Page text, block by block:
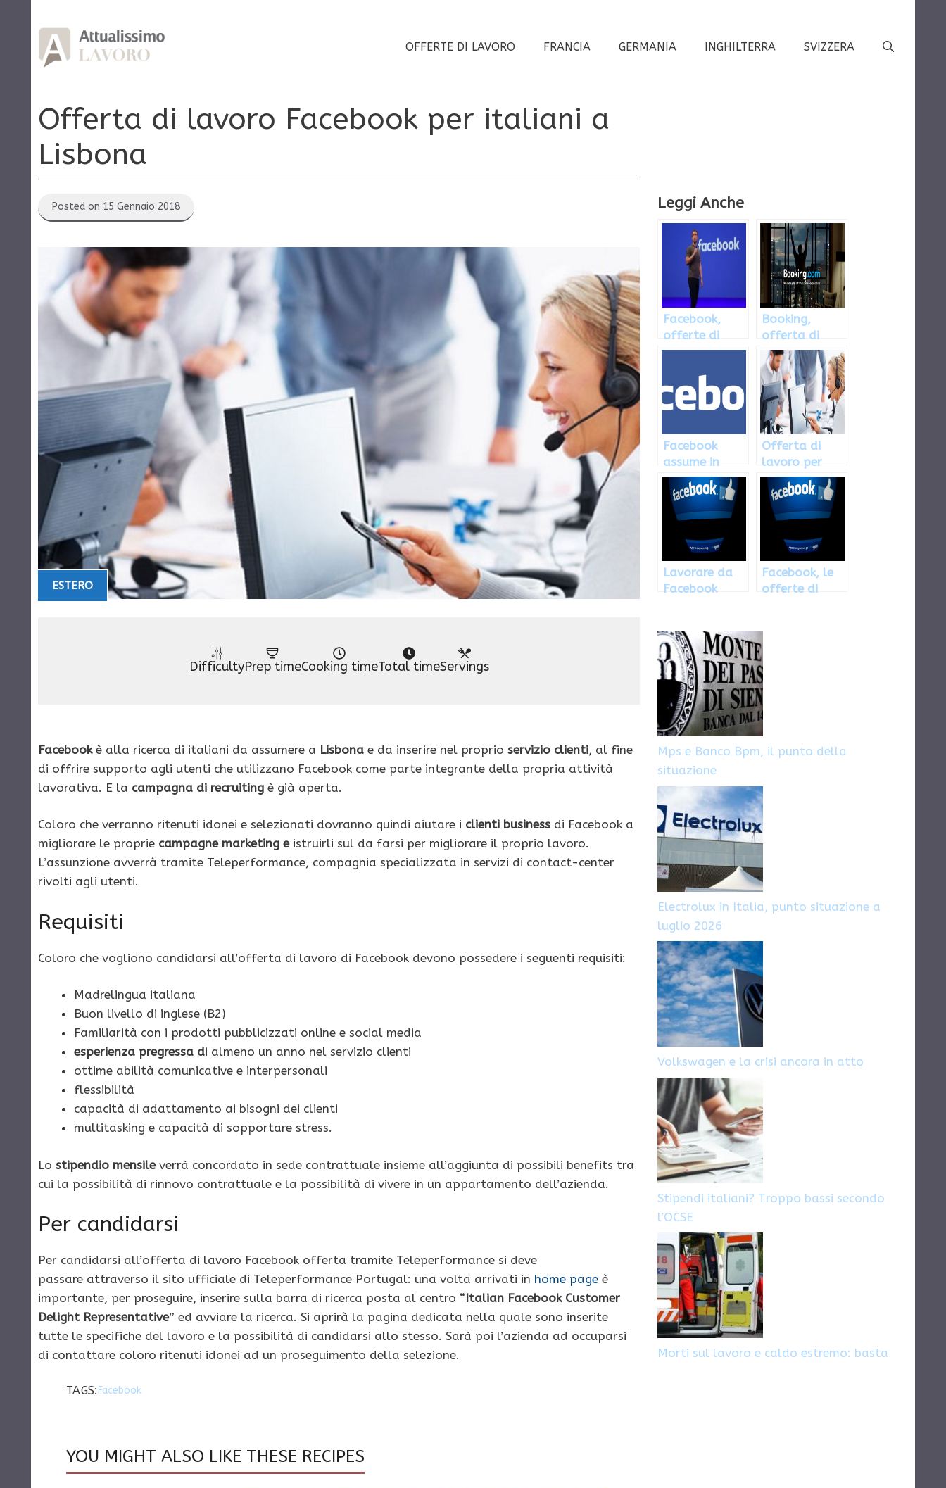
contenuto
OFFERTE DI LAVORO FRANCIA GERMANIA INGHILTERRA SVIZZERA
Offerta di lavoro Facebook per italiani a
Lisbona
Posted on 15 Gennaio 2018
ESTERO
DifficultyPrep timeCooking timeTotal timeServings
Facebookè alla ricerca di italiani da assumere a Lisbona e da inserire nel proprio servizio clienti, al fine
di offrire supporto agli utenti che utilizzano Facebook come parte integrante della propria attività
lavorativa. E la campagna di recruiting è già aperta.
Coloro che verranno ritenuti idonei e selezionati dovranno quindi aiutare i clienti business di Facebook a
migliorare le proprie campagne marketing eistruirli sul da farsi per migliorare il proprio lavoro.
L’assunzione avverrà tramite Teleperformance, compagnia specializzata in servizi di contact-center
rivolti agli utenti.
Requisiti
Coloro che vogliono candidarsi all’offerta di lavoro di Facebook devono possedere i seguenti requisiti:
Madrelingua italiana
Buon livello di inglese (B2)
Familiarità con i prodotti pubblicizzati online e social media
esperienza pregressa di almeno un anno nel servizio clienti
ottime abilità comunicative e interpersonali
flessibilità
capacità di adattamento ai bisogni dei clienti
multitasking e capacità di sopportare stress.
Lo stipendio mensileverrà concordato in sede contrattuale insieme all’aggiunta di possibili benefits tra
cui la possibilità di rinnovo contrattuale e la possibilità di vivere in un appartamento dell’azienda.
Per candidarsi
Per candidarsi all’offerta di lavoro Facebook offerta tramite Teleperformance si deve
passare attraverso il sito ufficiale di Teleperformance Portugal: una volta arrivati in home page è
importante, per proseguire, inserire sulla barra di ricerca posta al centro “Italian Facebook Customer
Delight Representative” ed avviare la ricerca. Si aprirà la pagina dedicata nella quale sono inserite
tutte le specifiche del lavoro e la possibilità di candidarsi allo stesso. Sarà poi l’azienda ad occuparsi
di contattare coloro ritenuti idonei ad un proseguimento della selezione.
TAGS: Facebook
YOU MIGHT ALSO LIKE THESE RECIPES
Leggi Anche
Facebook,
offerte di
lavoro anche
Booking,
offerta di
lavoro per
italiani a
Londra
Facebook
assume in
Italia e
all’estero:
come inviare
candidatura
Offerta di
lavoro per
italiani a
Londra nel
settore
Lavorare da
Facebook
Facebook, le
offerte di
Mps e Banco Bpm, il punto della
situazione
Electrolux in Italia, punto situazione a
luglio 2026
Volkswagen e la crisi ancora in atto
Stipendi italiani? Troppo bassi secondo
l’OCSE
Morti sul lavoro e caldo estremo: basta